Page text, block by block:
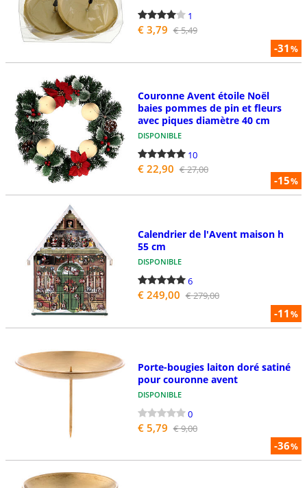
-31%
1
€ 3,79 € 5,49
-15%
Couronne Avent étoile Noël
baies pommes de pin et fleurs
avec piques diamètre 40 cm
DISPONIBLE
10
€ 22,90 € 27,00
-11%
Calendrier de l'Avent maison h
55 cm
DISPONIBLE
6
€ 249,00 € 279,00
-36%
Porte-bougies laiton doré satiné
pour couronne avent
DISPONIBLE
0
€ 5,79 € 9,00